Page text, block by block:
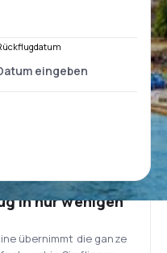
in nur wenigen
übernimmt die ganze